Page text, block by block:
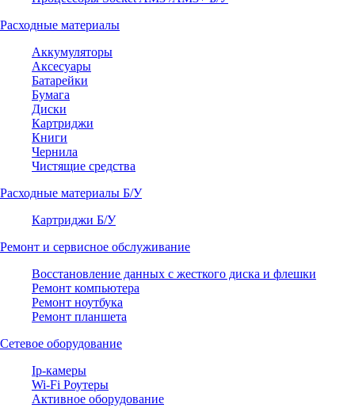
Расходные материалы
Аккумуляторы
Аксесуары
Батарейки
Бумага
Диски
Картриджи
Книги
Чернила
Чистящие средства
Расходные материалы Б/У
Картриджи Б/У
Ремонт и сервисное обслуживание
Восстановление данных с жесткого диска и флешки
Ремонт компьютера
Ремонт ноутбука
Ремонт планшета
Сетевое оборудование
Ip-камеры
Wi-Fi Роутеры
Активное оборудование